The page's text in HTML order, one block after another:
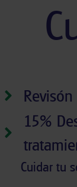
15%
Cuidar tu